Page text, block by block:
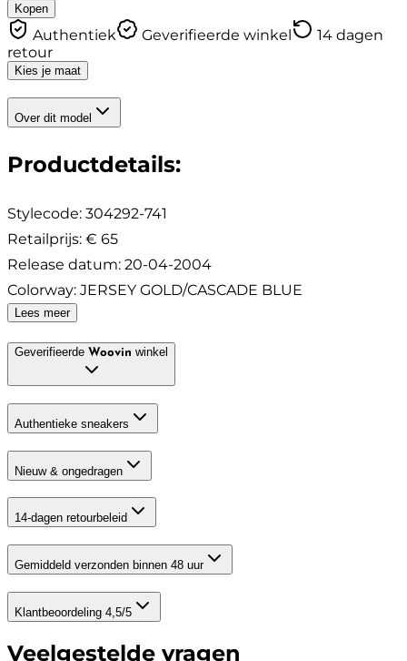
Kopen
Authentiek Geverifieerde winkel
14 dagen
retour
Kies je maat
Over dit model
Productdetails:
Stylecode: 304292-741
Retailprijs: € 65
Release datum: 20-04-2004
Colorway: JERSEY GOLD/CASCADE BLUE
Lees meer
Geverifieerde Woovin winkel
Authentieke sneakers
Nieuw & ongedragen
14-dagen retourbeleid
Gemiddeld verzonden binnen 48 uur
Klantbeoordeling 4,5/5
Veelgestelde vragen